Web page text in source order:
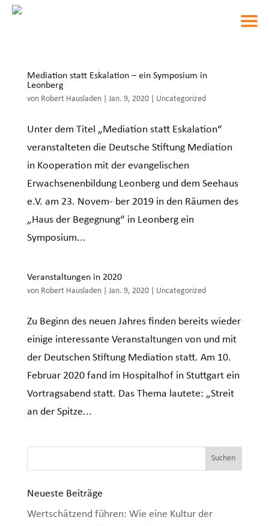
Mediation statt Eskalation – ein Symposium in
Leonberg
von Robert Hausladen| Jan. 9, 2020| Uncategorized
Unter dem Titel „Mediation statt Eskalation“
veranstalteten die Deutsche Stiftung Mediation
in Kooperation mit der evangelischen
Erwachsenenbildung Leonberg und dem Seehaus
e.V. am 23. Novem- ber 2019 in den Räumen des
„Haus der Begegnung“ in Leonberg ein
Symposium...
Veranstaltungen in 2020
von Robert Hausladen| Jan. 9, 2020| Uncategorized
Zu Beginn des neuen Jahres finden bereits wieder
einige interessante Veranstaltungen von und mit
der Deutschen Stiftung Mediation statt. Am 10.
Februar 2020 fand im Hospitalhof in Stuttgart ein
Vortragsabend statt. Das Thema lautete: „Streit
an der Spitze...
Neueste Beiträge
Wertschätzend führen: Wie eine Kultur der